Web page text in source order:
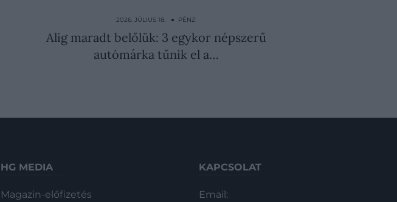
2026. JÚLIUS 18. ● PÉNZ
Alig maradt belőlük: 3 egykor népszerű
autómárka tűnik el a…
HG MEDIA
Magazin-előfizetés
KAPCSOLAT
Email: